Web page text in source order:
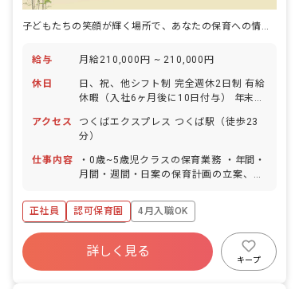
給与 月給210,000円 ~ 210,000円
休日
日、祝、他シフト制 完全週休2日制 有給
休暇（入社6ヶ月後に10日付与） 年末年
アクセス
つくばエクスプレス つくば駅（徒歩23
分）
仕事内容
・0歳~5歳児クラスの保育業務 ・年間・
月間・週間・日案の保育計画の立案、実
護者対応（登降園時の対応、連絡アプリ
を通じた情報共有など） ・園内の安全衛
生管理業務（清掃業務を含む）
正社員 認可保育園
4月入職OK
ボーナス・賞与あり
寮・住宅・家賃補助あり
社会保険完備
詳しく見る
キープ